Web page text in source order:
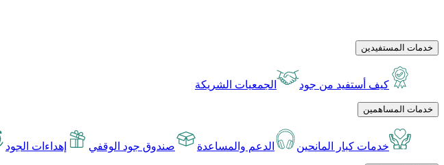
خدمات المستفيدين
كيف أستفيد من جود الجمعيات الشريكة
خدمات المساهمين
خدمات كبار المانحين الدعم والمساعدة صندوق جود الوقفي إهداءات الجود